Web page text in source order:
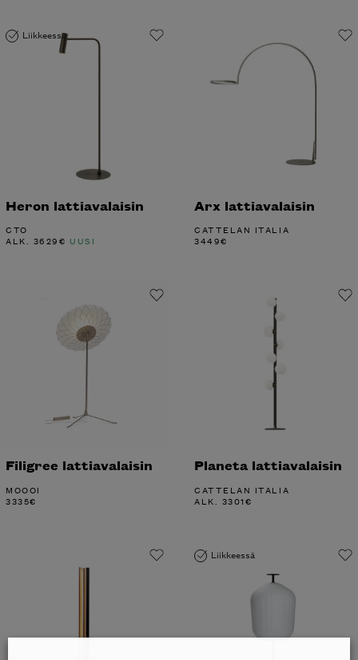
Liikkeessä
Heron lattiavalaisin
CTO
ALK. 3629€ UUSI
Arx lattiavalaisin
CATTELAN ITALIA
3449€
Filigree lattiavalaisin
MOOOI
3335€
Planeta lattiavalaisin
CATTELAN ITALIA
ALK. 3301€
Liikkeessä